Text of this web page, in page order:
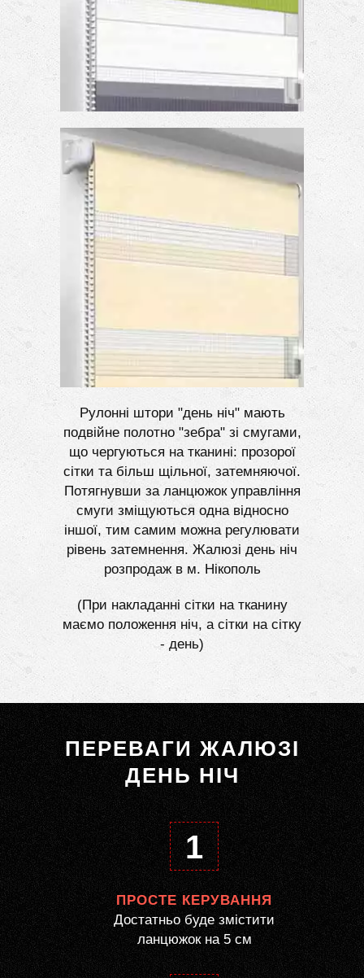
Рулонні штори "день ніч" мають
подвійне полотно "зебра" зі смугами,
що чергуються на тканині: прозорої
сітки та більш щільної, затемняючої.
Потягнувши за ланцюжок управління
смуги зміщуються одна відносно
іншої, тим самим можна регулювати
рівень затемнення. Жалюзі день ніч
розпродаж в м. Нікополь
(При накладанні сітки на тканину
маємо положення ніч, а сітки на сітку
- день)
ПЕРЕВАГИ ЖАЛЮЗІ
ДЕНЬ НІЧ
1
ПРОСТЕ КЕРУВАННЯ
Достатньо буде змістити
ланцюжок на 5 см